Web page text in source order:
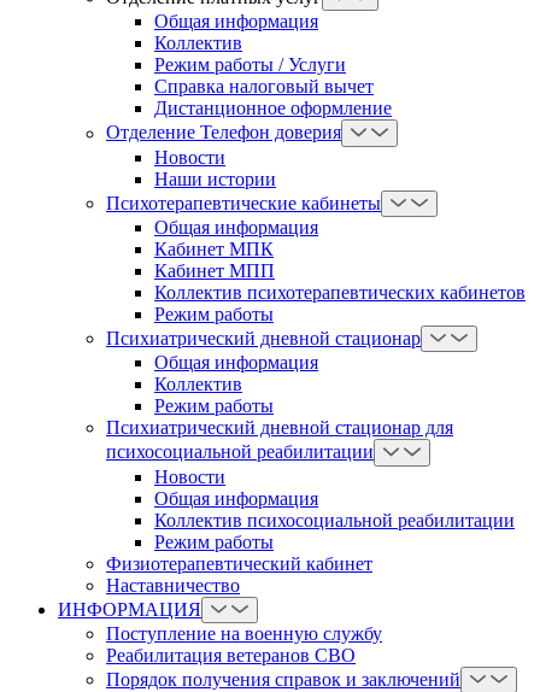
Общая информация
Коллектив
Режим работы / Услуги
Справка налоговый вычет
Дистанционное оформление
Отделение Телефон доверия
Новости
Наши истории
Психотерапевтические кабинеты
Общая информация
Кабинет МПК
Кабинет МПП
Коллектив психотерапевтических кабинетов
Режим работы
Психиатрический дневной стационар
Общая информация
Коллектив
Режим работы
Психиатрический дневной стационар для
психосоциальной реабилитации
Новости
Общая информация
Коллектив психосоциальной реабилитации
Режим работы
Физиотерапевтический кабинет
Наставничество
ИНФОРМАЦИЯ
Поступление на военную службу
Реабилитация ветеранов СВО
Порядок получения справок и заключений